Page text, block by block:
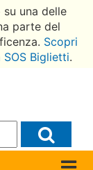
una delle
parte del
Scopri
Biglietti.